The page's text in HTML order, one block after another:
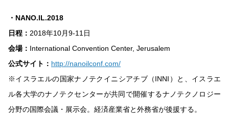
・NANO.IL.2018
日程： 2018年10月9-11日
会場： International Convention Center, Jerusalem
公式サイト： http://nanoilconf.com/
※イスラエルの国家ナノテクイニシアチブ（INNI）と、イスラエ
ル各大学のナノテクセンターが共同で開催するナノテクノロジー
分野の国際会議・展示会。経済産業省と外務省が後援する。